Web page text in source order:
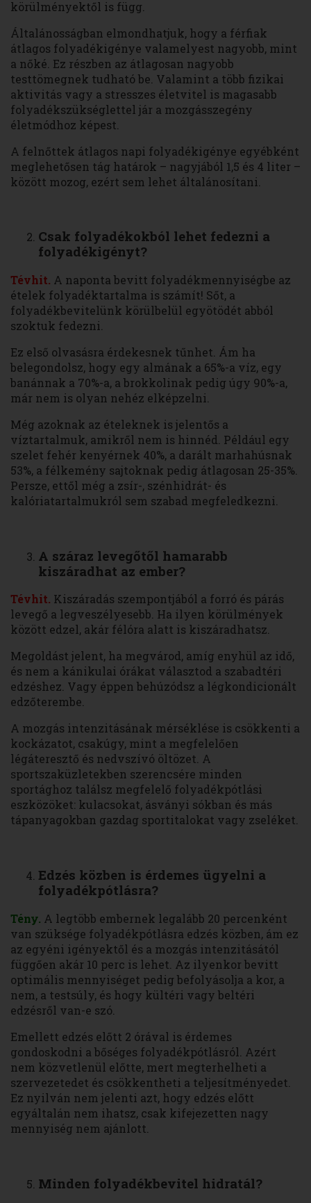
körülményektől is függ.
Általánosságban elmondhatjuk, hogy a férfiak
átlagos folyadékigénye valamelyest nagyobb, mint
a nőké. Ez részben az átlagosan nagyobb
testtömegnek tudható be. Valamint a több fizikai
aktivitás vagy a stresszes életvitel is magasabb
folyadékszükséglettel jár a mozgásszegény
életmódhoz képest.
A felnőttek átlagos napi folyadékigénye egyébként
meglehetősen tág határok – nagyjából 1,5 és 4 liter –
között mozog, ezért sem lehet általánosítani.
Csak folyadékokból lehet fedezni a
folyadékigényt?
Tévhit. A naponta bevitt folyadékmennyiségbe az
ételek folyadéktartalma is számít! Sőt, a
folyadékbevitelünk körülbelül egyötödét abból
szoktuk fedezni.
Ez első olvasásra érdekesnek tűnhet. Ám ha
belegondolsz, hogy egy almának a 65%-a víz, egy
banánnak a 70%-a, a brokkolinak pedig úgy 90%-a,
már nem is olyan nehéz elképzelni.
Még azoknak az ételeknek is jelentős a
víztartalmuk, amikről nem is hinnéd. Például egy
szelet fehér kenyérnek 40%, a darált marhahúsnak
53%, a félkemény sajtoknak pedig átlagosan 25-35%.
Persze, ettől még a zsír-, szénhidrát- és
kalóriatartalmukról sem szabad megfeledkezni.
A száraz levegőtől hamarabb
kiszáradhat az ember?
Tévhit. Kiszáradás szempontjából a forró és párás
levegő a legveszélyesebb. Ha ilyen körülmények
között edzel, akár félóra alatt is kiszáradhatsz.
Megoldást jelent, ha megvárod, amíg enyhül az idő,
és nem a kánikulai órákat választod a szabadtéri
edzéshez. Vagy éppen behúzódsz a légkondicionált
edzőterembe.
A mozgás intenzitásának mérséklése is csökkenti a
kockázatot, csakúgy, mint a megfelelően
légáteresztő és nedvszívó öltözet. A
sportszaküzletekben szerencsére minden
sportághoz találsz megfelelő folyadékpótlási
eszközöket: kulacsokat, ásványi sókban és más
tápanyagokban gazdag sportitalokat vagy zseléket.
Edzés közben is érdemes ügyelni a
folyadékpótlásra?
Tény. A legtöbb embernek legalább 20 percenként
van szüksége folyadékpótlásra edzés közben, ám ez
az egyéni igényektől és a mozgás intenzitásától
függően akár 10 perc is lehet. Az ilyenkor bevitt
optimális mennyiséget pedig befolyásolja a kor, a
nem, a testsúly, és hogy kültéri vagy beltéri
edzésről van-e szó.
Emellett edzés előtt 2 órával is érdemes
gondoskodni a bőséges folyadékpótlásról. Azért
nem közvetlenül előtte, mert megterhelheti a
szervezetedet és csökkentheti a teljesítményedet.
Ez nyilván nem jelenti azt, hogy edzés előtt
egyáltalán nem ihatsz, csak kifejezetten nagy
mennyiség nem ajánlott.
Minden folyadékbevitel hidratál?